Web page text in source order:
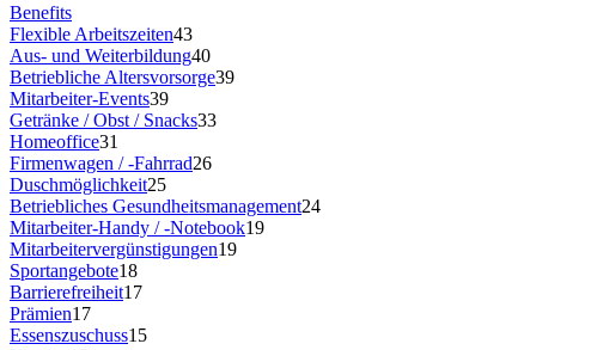
Benefits
Flexible Arbeitszeiten43
Aus- und Weiterbildung40
Betriebliche Altersvorsorge39
Mitarbeiter-Events39
Getränke / Obst / Snacks33
Homeoffice31
Firmenwagen / -Fahrrad26
Duschmöglichkeit25
Betriebliches Gesundheitsmanagement24
Mitarbeiter-Handy / -Notebook19
Mitarbeitervergünstigungen19
Sportangebote18
Barrierefreiheit17
Prämien17
Essenszuschuss15